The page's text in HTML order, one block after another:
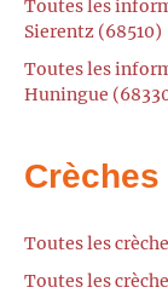
Toutes les
Sierentz (68510)
Toutes les
Huningue
Toutes les
Toutes les